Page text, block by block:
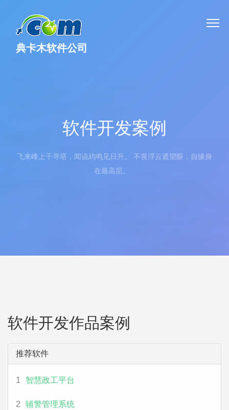
典卡木软件公司
软件开发案例
飞来峰上千寻塔，闻说鸡鸣见日升。 不畏浮云遮望眼，自缘身
在最高层。
软件开发作品案例
推荐软件
1 智慧政工平台
2 辅警管理系统